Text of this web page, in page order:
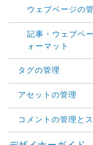
ウェブページの
記事・ウェブペ
ォーマット
タグの管理
アセットの管理
コメントの管理と